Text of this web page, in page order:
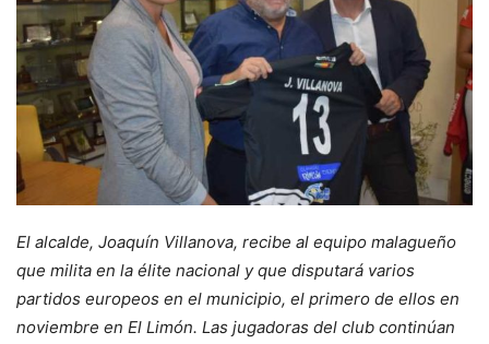
El alcalde, Joaquín Villanova, recibe al equipo malagueño
que milita en la élite nacional y que disputará varios
partidos europeos en el municipio, el primero de ellos en
noviembre en El Limón. Las jugadoras del club continúan